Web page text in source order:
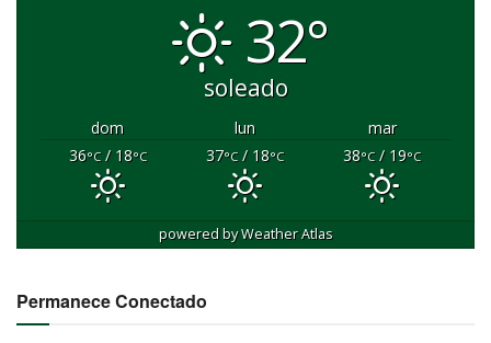
32°
soleado
dom lun
mar
36°C/ 18°C 37°C/ 18°C 38°C/ 19°C
powered byWeather Atlas
Permanece Conectado